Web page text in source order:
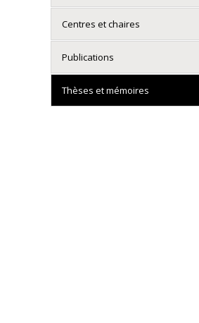
Centres et chaires
Publications
Thèses et mémoires